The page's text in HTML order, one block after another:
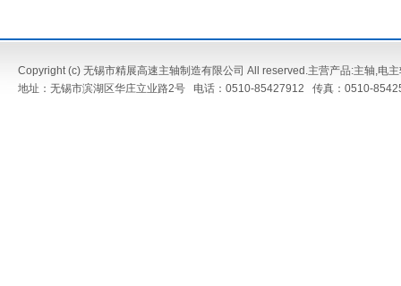
Copyright (c) 无锡市精展高速主轴制造有限公司 All reserved.主营产品:主轴,电
地址：无锡市滨湖区华庄立业路2号 电话：0510-85427912 传真：0510-